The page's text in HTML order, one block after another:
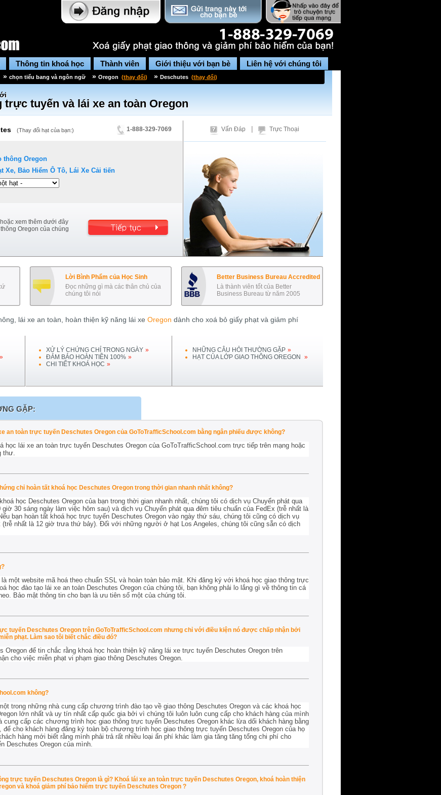
Thông tin khoá học Thành viên Giới thiệu với bạn bè Liên hệ với chúng tôi
» chọn tiểu bang và ngôn ngữ » Oregon (thay đổi) » Deschutes (thay đổi)
trực tuyến và lái xe an toàn Oregon
(Thay đổi hạt của bạn:) 1-888-329-7069
thông Oregon
Xe, Bảo Hiểm Ô Tô, Lái Xe Cải tiến
xem thêm dưới đây
Oregon của chúng
Vấn Đáp | Trực Thoại
Lời Bình Phẩm của Học Sinh
Đọc những gì mà các thân chủ của
chúng tôi nói
Better Business Bureau Accredited
Là thành viên tốt của Better
Business Bureau từ năm 2005
lái xe an toàn, hoàn thiện kỹ năng lái xe Oregon dành cho xoá bỏ giấy phạt và giảm phí
»
XỬ LÝ CHỨNG CHỈ TRONG NGÀY »
ĐẢM BẢO HOÀN TIỀN 100% »
CHI TIẾT KHOÁ HỌC »
NHỮNG CÂU HỎI THƯỜNG GẶP »
HẠT CỦA LỚP GIAO THÔNG OREGON »
GẶP:
an toàn trực tuyến Deschutes Oregon của GoToTrafficSchool.com bằng ngân phiếu được không?
lái xe an toàn trực tuyến Deschutes Oregon của GoToTrafficSchool.com trực tiếp trên mạng hoặc
thư.
chỉ hoàn tất khoá học Deschutes Oregon trong thời gian nhanh nhất không?
học Deschutes Oregon của bạn trong thời gian nhanh nhất, chúng tôi có dịch vụ Chuyển phát qua
30 sáng ngày làm việc hôm sau) và dịch vụ Chuyển phát qua đêm tiêu chuẩn của FedEx (trễ nhất là
bạn hoàn tất khoá học trực tuyến Deschutes Oregon vào ngày thứ sáu, chúng tôi cũng có dịch vụ
(trễ nhất là 12 giờ trưa thứ bảy). Đối với những người ở hạt Los Angeles, chúng tôi cũng sẵn có dịch
một website mã hoá theo chuẩn SSL và hoàn toàn bảo mật. Khi đăng ký với khoá học giao thông trực
học đào tạo lái xe an toàn Deschutes Oregon của chúng tôi, bạn không phải lo lắng gì về thông tin cá
Bảo mật thông tin cho bạn là ưu tiên số một của chúng tôi.
tuyến Deschutes Oregon trên GoToTrafficSchool.com nhưng chỉ với điều kiện nó được chấp nhận bởi
phạt. Làm sao tôi biết chắc điều đó?
Oregon để tin chắc rằng khoá học hoàn thiện kỹ năng lái xe trực tuyến Deschutes Oregon trên
cho việc miễn phạt vi phạm giao thông Deschutes Oregon.
không?
trong những nhà cung cấp chương trình đào tạo về giao thông Deschutes Oregon và các khoá học
lớn nhất và uy tín nhất cấp quốc gia bởi vì chúng tôi luôn luôn cung cấp cho khách hàng của mình
cấp các chương trình học giao thông trực tuyến Deschutes Oregon khác lừa dối khách hàng bằng
cho khách hàng đăng ký toàn bộ chương trình học giao thông trực tuyến Deschutes Oregon của họ
hàng mới biết rằng mình phải trả rất nhiều loại ẩn phí khác làm gia tăng tăng tổng chi phí cho
Deschutes Oregon của mình.
trực tuyến Deschutes Oregon là gì? Khoá lái xe an toàn trực tuyến Deschutes Oregon, khoá hoàn thiện
và khoá giảm phí bảo hiểm trực tuyến Deschutes Oregon ?